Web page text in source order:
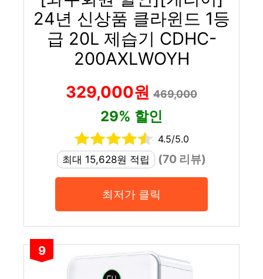
24년 신상품 클라윈드 1등
급 20L 제습기 CDHC-
200AXLWOYH
329,000원 469,000
29% 할인
4.5/5.0
최대 15,628원 적립
(70 리뷰)
최저가 클릭
9